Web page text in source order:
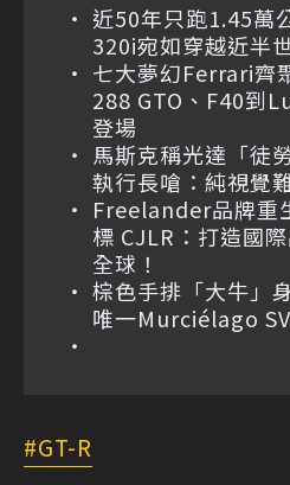
近50年只跑1.45萬
320i宛如穿越近半
七大夢幻Ferrari齊
288 GTO、F40到
登場
馬斯克稱光達「徒
執行長嗆：純視覺
Freelander品牌重
標 CJLR：打造國
全球！
棕色手排「大牛」
唯一Murciélago
GT-R